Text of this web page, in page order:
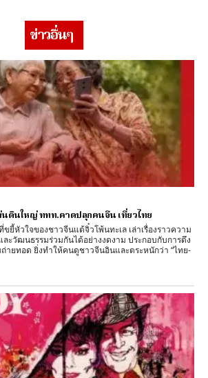
ข่าวอื่นๆ
ดินใหญ่ ททท.คาดปลุกคนจีน เที่ยวไทย
ยี้หัวใจของชาวจีนแต้จิ๋วโพ้นทะเล เล่าเรื่องราวความ
ะวัฒนธรรมร่วมกันได้อย่างงดงาม ประกอบกับการดึง
ายทอด ยิ่งทำให้คนดูชาวจีนอินและตระหนักว่า “ไทย-